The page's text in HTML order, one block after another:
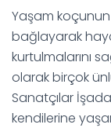
Yaşam
bağlayarak
kurtulmalarını
olarak birçok
Sanatçılar
kendilerine